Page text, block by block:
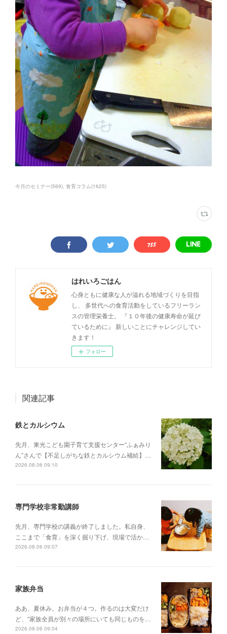
今月のセミナー(569) 食育コラム(1625)
はれいろごはん
心身ともに健康な人が溢れる地域づくりを目指
し、 多世代への食育活動をしているフリーラン
スの管理栄養士。 『１０年後の健康寿命が延び
ているために』 新しいことにチャレンジしてい
きます！
フォロー
関連記事
鉄とカルシウム
先月、東光こども園子育て支援センター“ふぁみり
ん”さんで【不足しがちな鉄とカルシウム補給】…
2026.08.06 09:10
専門学校非常勤講師
先月、専門学校の講義が終了しました。私自身、
ここまで「食育」を深く掘り下げ、現場で活か…
2026.08.06 09:07
家族弁当
ああ、夏休み。お弁当が４つ。作るのは大変だけ
ど、“家族全員が別々の場所にいても同じものを…
2026.08.06 09:04